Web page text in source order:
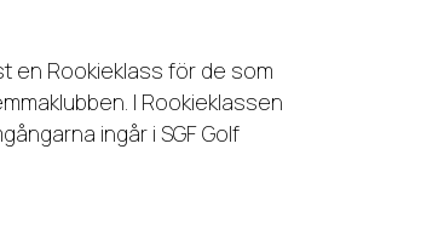
en Rookieklass för de som
I Rookieklassen
ingår i SGF Golf